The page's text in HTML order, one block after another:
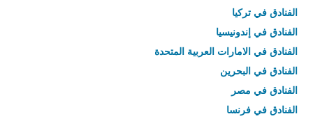
الفنادق في تركيا
الفنادق في إندونيسيا
الفنادق في الامارات العربية المتحدة
الفنادق في البحرين
الفنادق في مصر
الفنادق في فرنسا